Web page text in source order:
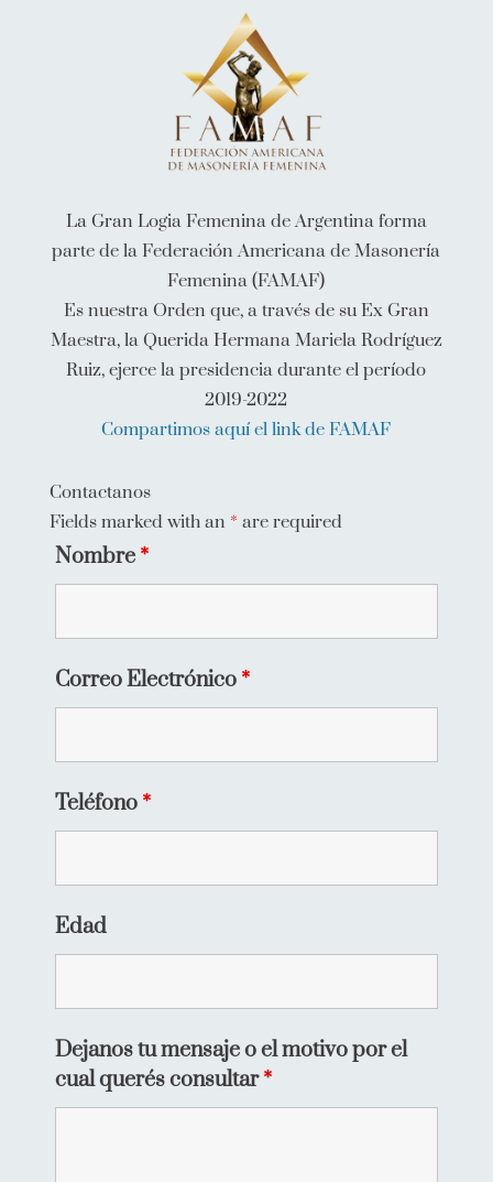
La Gran Logia Femenina de Argentina forma
parte de la Federación Americana de Masonería
Femenina (FAMAF)
Es nuestra Orden que, a través de su Ex Gran
Maestra, la Querida Hermana Mariela Rodríguez
Ruiz, ejerce la presidencia durante el período
2019-2022
Compartimos aquí el link de FAMAF
Contactanos
Fields marked with an * are required
Nombre *
Correo Electrónico *
Teléfono *
Edad
Dejanos tu mensaje o el motivo por el
cual querés consultar*